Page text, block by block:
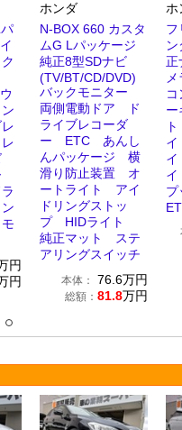
円
円
ホンダ
N-BOX 660 カスタ
ムG Lパッケージ
純正8型SDナビ
(TV/BT/CD/DVD)
バックモニター
両側電動ドア ド
ライブレコーダ
ー ETC あんし
んパッケージ 横
滑り防止装置 オ
ートライト アイ
ドリングストッ
プ HIDライト
純正マット ステ
アリングスイッチ
本体： 76.6万円
総額： 81.8万円
ホ
フ
正
ー
イ
イ
イ
プ